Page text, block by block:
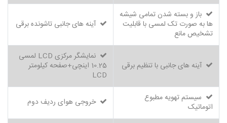
باز و بسته شدن تمامی شیشه
ها به صورت تک لمسی با قابلیت
تشخیص مانع
آینه های جانبی تاشونده برقی
آینه های جانبی با تنظیم برقی
نمایشگر مرکزی LCD لمسی
10.25 اینچی+صفحه کیلومتر
LCD
سیستم تهویه مطبوع
اتوماتیک خروجی هوای ردیف دوم